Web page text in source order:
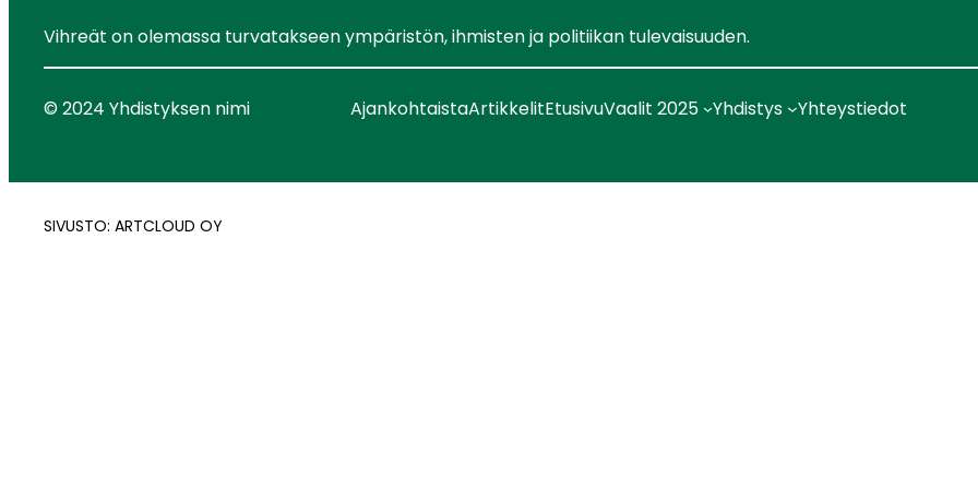
Vihreät on olemassa turvatakseen ympäristön, ihmisten ja politiikan tulevaisuuden.
© 2024 Yhdistyksen nimi AjankohtaistaArtikkelitEtusivuVaalit 2025 Yhdistys Yhteystiedot
SIVUSTO: ARTCLOUD OY